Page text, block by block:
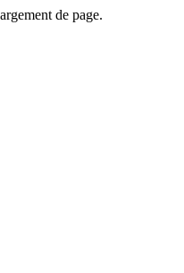
de page.